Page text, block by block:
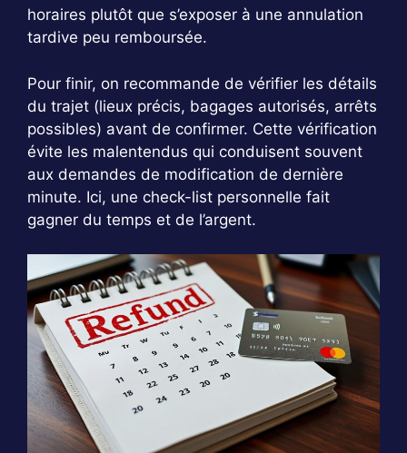
horaires plutôt que s’exposer à une annulation
tardive peu remboursée.
Pour finir, on recommande de vérifier les détails
du trajet (lieux précis, bagages autorisés, arrêts
possibles) avant de confirmer. Cette vérification
évite les malentendus qui conduisent souvent
aux demandes de modification de dernière
minute. Ici, une check-list personnelle fait
gagner du temps et de l’argent.